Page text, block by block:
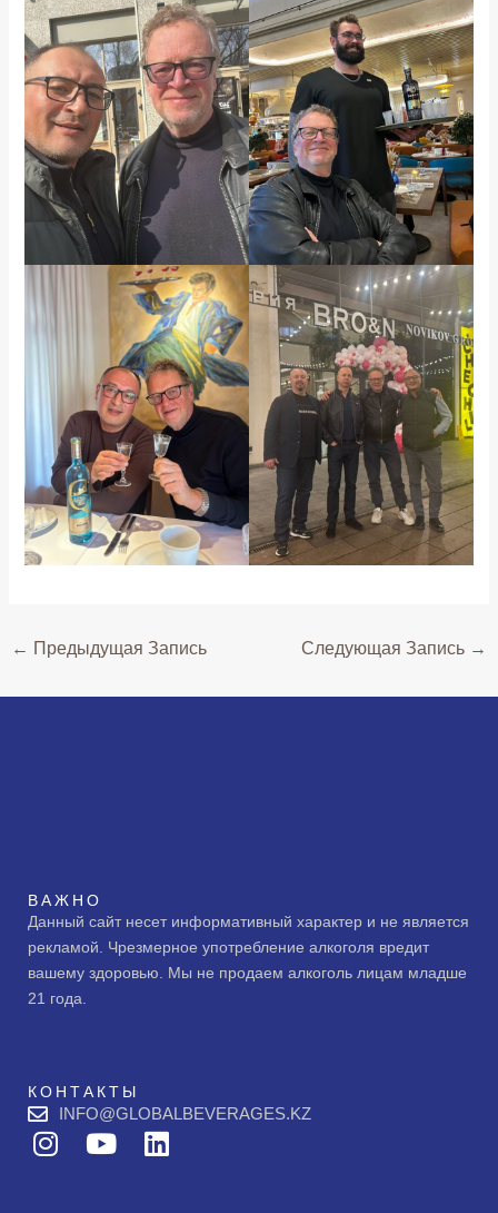
← Предыдущая Запись Следующая Запись →
ВАЖНО
Данный сайт несет информативный характер и не является
рекламой. Чрезмерное употребление алкоголя вредит
вашему здоровью. Мы не продаем алкоголь лицам младше
21 года.
КОНТАКТЫ
INFO@GLOBALBEVERAGES.KZ
I
n
Y
L
i